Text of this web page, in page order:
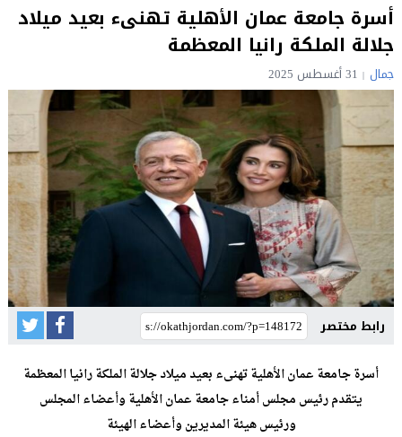
أسرة جامعة عمان الأهلية تهنىء بعيد ميلاد
جلالة الملكة رانيا المعظمة
جمال 31 أغسطس 2025
رابط مختصر
أسرة جامعة عمان الأهلية تهنىء بعيد ميلاد جلالة الملكة رانيا المعظمة
يتقدم رئيس مجلس أمناء جامعة عمان الأهلية وأعضاء المجلس
ورئيس هيئة المديرين وأعضاء الهيئة